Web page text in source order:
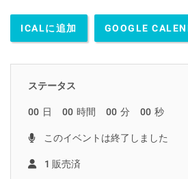
ICALに追加 GOOGLE
ステータス
00 日 00 時間 00 分 00 秒
このイベントは終了しました
1 販売済